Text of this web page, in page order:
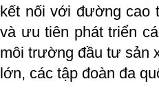
kết nối với đường cao
và ưu tiên phát triển
môi trường đầu tư sản
lớn, các tập đoàn đa